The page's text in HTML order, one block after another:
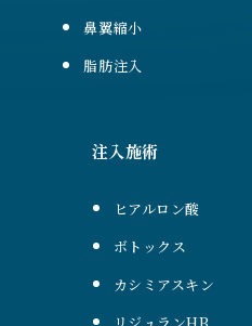
鼻翼縮小
脂肪注入
注入施術
ヒアルロン酸
ボトックス
カシミアスキン
リジュランHB